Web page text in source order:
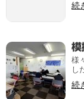
続
模
様
し
続